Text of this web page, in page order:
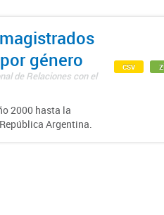
género
de Relaciones con el
2000 hasta la
Argentina.
csv